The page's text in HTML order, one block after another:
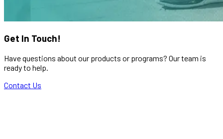
Get In Touch!
Have questions about our products or programs? Our team is
ready to help.
Contact Us